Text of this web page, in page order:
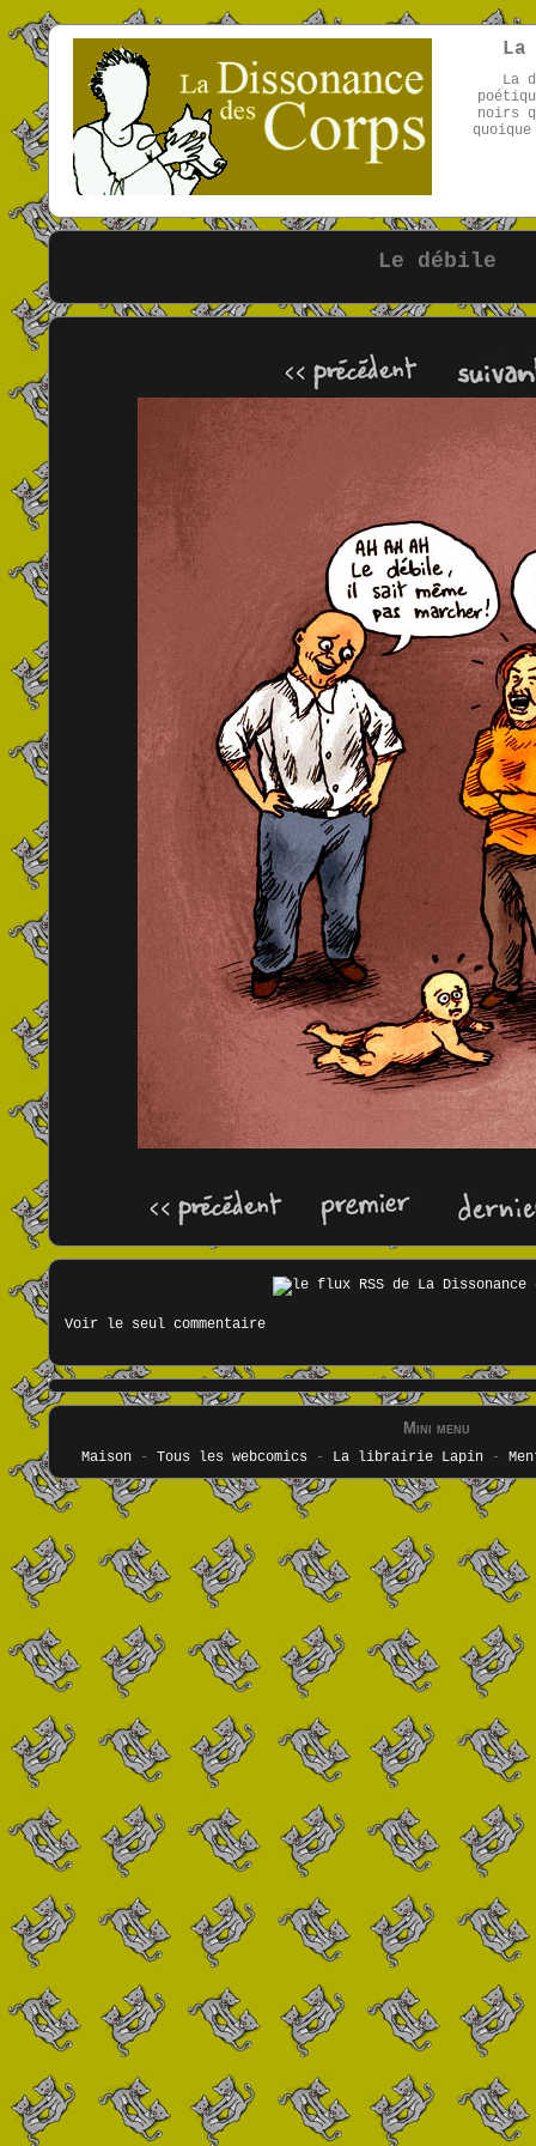
La
La
noirs
Le débile
Voir le seul commentaire
Mini menu
Maison- Tous les webcomics - La librairie Lapin-